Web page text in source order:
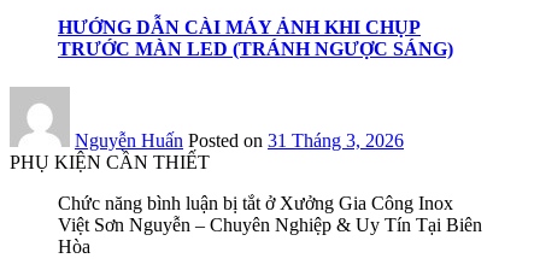
HƯỚNG DẪN CÀI MÁY ẢNH KHI CHỤP
TRƯỚC MÀN LED (TRÁNH NGƯỢC SÁNG)
Nguyễn Huấn Posted on 31 Tháng 3, 2026
PHỤ KIỆN CẦN THIẾT
Chức năng bình luận bị tắt ở Xưởng Gia Công Inox
Việt Sơn Nguyễn – Chuyên Nghiệp & Uy Tín Tại Biên
Hòa